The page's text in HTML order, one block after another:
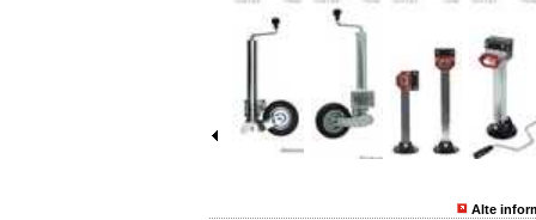
Alte